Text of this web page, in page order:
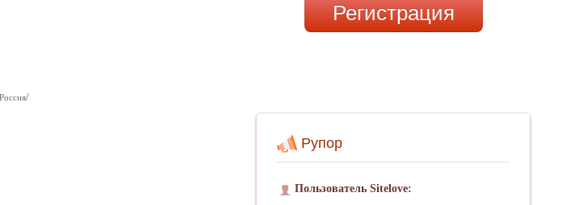
Регистрация
Рупор
Пользователь Sitelove:
Россия/